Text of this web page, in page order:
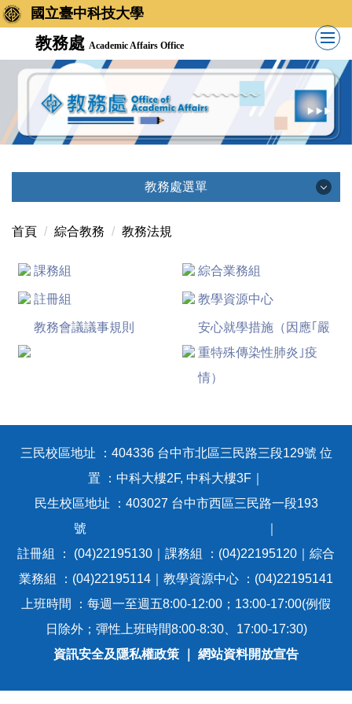
國立臺中科技大學
教務處 Academic Affairs Office
教務處選單
教務處選單
單位簡介
單位主管
會議紀錄
課程標準
教學品保
各項統計
首頁 綜合教務 教務法規
課務組 綜合業務組
註冊組 教學資源中心
教務會議議事規則
安心就學措施（因應｢嚴
重特殊傳染性肺炎｣疫
情）
三民校區地址 ：404336 台中市北區三民路三段129號 位
置 ：中科大樓2F, 中科大樓3F｜
民生校區地址 ：403027 台中市西區三民路一段193
號 ｜
註冊組 ： (04)22195130｜課務組 ：(04)22195120｜綜合
業務組 ：(04)22195114｜教學資源中心 ：(04)22195141
上班時間 ：每週一至週五8:00-12:00；13:00-17:00(例假
日除外；彈性上班時間8:00-8:30、17:00-17:30)
資訊安全及隱私權政策
網站資料開放宣告